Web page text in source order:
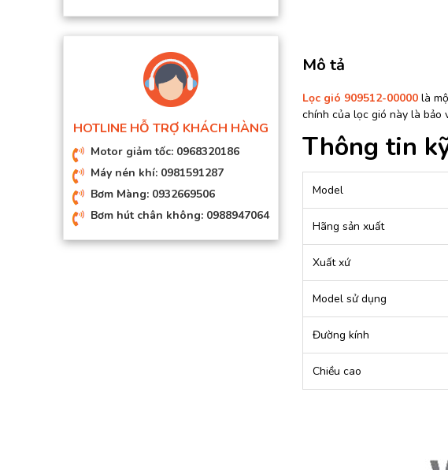
HOTLINE HỖ TRỢ KHÁCH HÀNG
Motor giảm tốc: 0968320186
Máy nén khí: 0981591287
Bơm Màng: 0932669506
Bơm hút chân không: 0988947064
Mô tả
Lọc gió 909512-00000là
chính của lọc gió này là bảo
Thông tin
Model
Hãng sản xuất
Xuất xứ
Model sử dụng
Đường kính
Chiều cao